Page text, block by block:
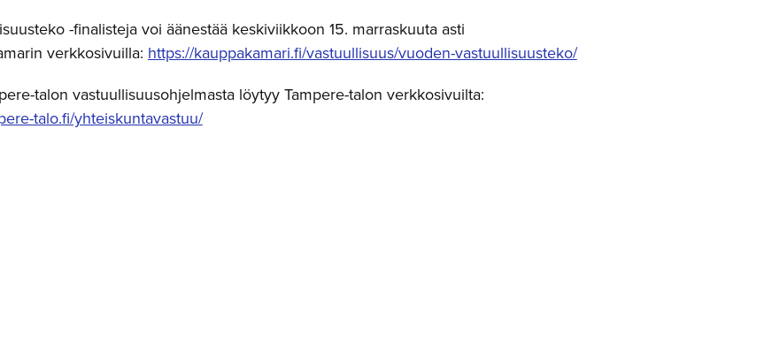
-finalisteja voi äänestää keskiviikkoon 15. marraskuuta asti
verkkosivuilla: https://kauppakamari.fi/vastuullisuus/vuoden-vastuullisuusteko/
talon vastuullisuusohjelmasta löytyy Tampere-talon verkkosivuilta:
talo.fi/yhteiskuntavastuu/